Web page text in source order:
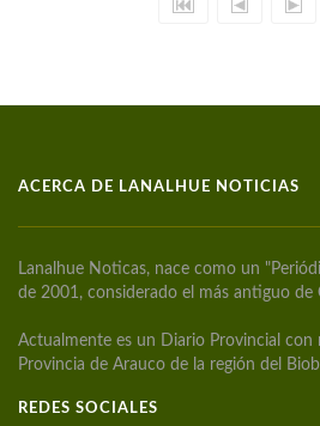
ACERCA DE LANALHUE NOTICIAS
Lanalhue Noticas, nace como un
de 2001, considerado el más antiguo de
Actualmente es un Diario Provincial con
Provincia de Arauco de la región del
REDES SOCIALES